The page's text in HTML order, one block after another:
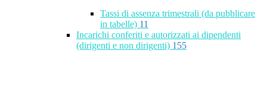
Tassi di assenza trimestrali (da pubblicare
in tabelle) 11
Incarichi conferiti e autorizzati ai dipendenti
(dirigenti e non dirigenti) 155